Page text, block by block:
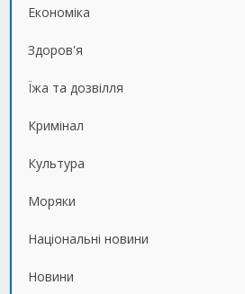
Економіка
Здоров'я
Їжа та дозвілля
Кримінал
Культура
Моряки
Національні новини
Новини